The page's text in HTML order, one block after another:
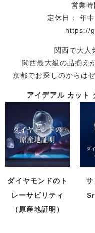
営業
定休日： 年
https://
関西で大人
関西最大級の品揃え
京都でお探しのからは
アイデアル カット
ダイヤモンドのト
レーサビリティ
（原産地証明）
サ